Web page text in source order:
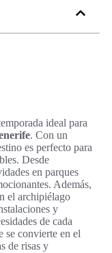
ideal para
. Con un
es perfecto para
Desde
en parques
Además,
el archipiélago
y
de cada
se convierte en el
de risas y